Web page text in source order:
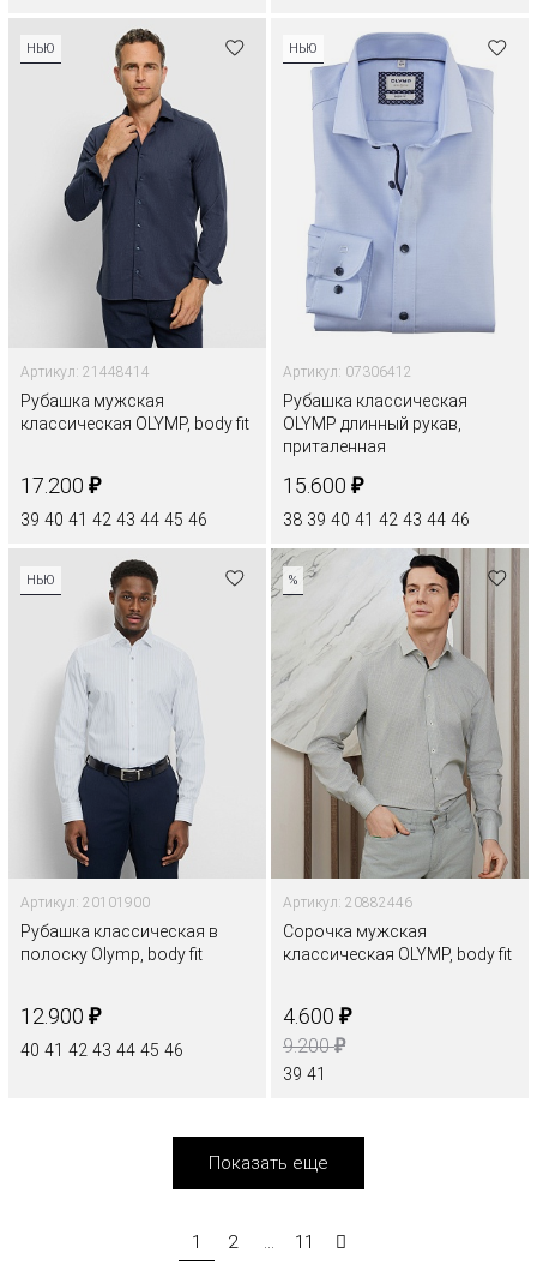
НЬЮ
Артикул: 21448414
Рубашка мужская
классическая OLYMP, body fit
17.200 ₽
39 40 41 42 43 44 45 46
НЬЮ
Артикул: 07306412
Рубашка классическая
OLYMP длинный рукав,
приталенная
15.600 ₽
38 39 40 41 42 43 44 46
НЬЮ
Артикул: 20101900
Рубашка классическая в
полоску Olymp, body fit
12.900 ₽
40 41 42 43 44 45 46
%
Артикул: 20882446
Сорочка мужская
классическая OLYMP, body fit
4.600 ₽
9.200₽
39 41
Показать еще
1 2 ... 11